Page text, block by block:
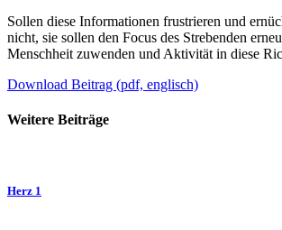
Sollen diese Informationen frustrieren und
nicht, sie sollen den Focus des Strebenden
Menschheit zuwenden und Aktivität in diese
Download Beitrag (pdf, englisch)
Weitere Beiträge
Herz 1